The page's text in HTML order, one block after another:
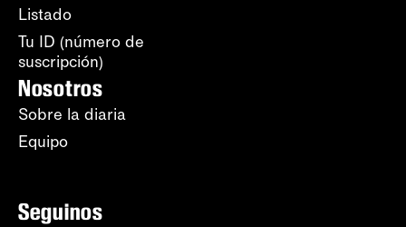
Listado
Tu ID (número de
suscripción)
Nosotros
Sobre la diaria
Equipo
Seguinos